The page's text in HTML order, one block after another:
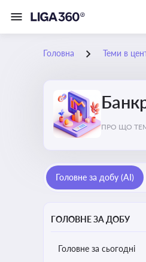
Головна Теми в
ПРО ЩО
Головне за добу (AI)
ГОЛОВНЕ ЗА ДОБУ
Головне за сьогодні